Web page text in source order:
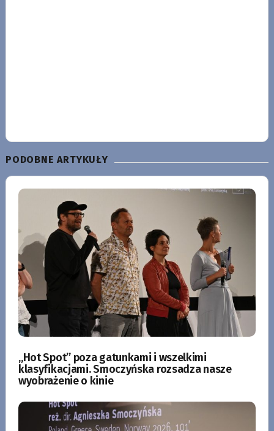
PODOBNE ARTYKUŁY
„Hot Spot” poza gatunkami i wszelkimi
klasyfikacjami. Smoczyńska rozsadza nasze
wyobrażenie o kinie